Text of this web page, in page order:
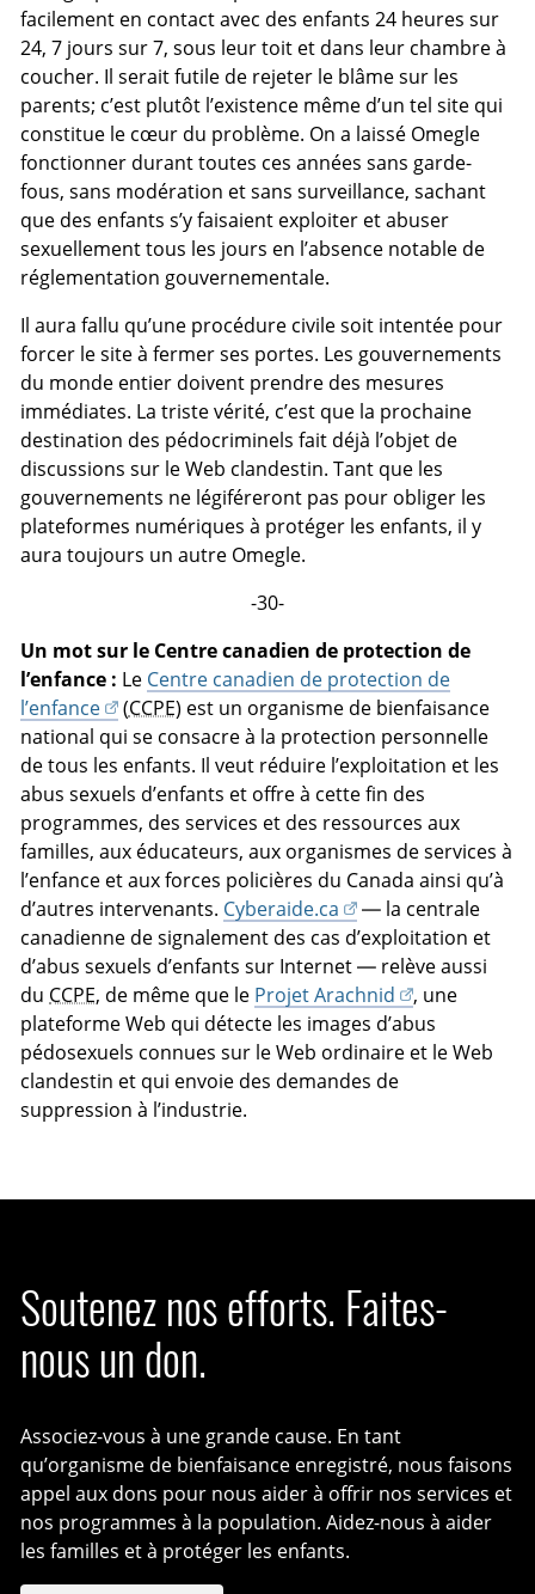
facilement en contact avec des enfants 24 heures sur
24, 7 jours sur 7, sous leur toit et dans leur chambre à
coucher. Il serait futile de rejeter le blâme sur les
parents; c’est plutôt l’existence même d’un tel site qui
constitue le cœur du problème. On a laissé Omegle
fonctionner durant toutes ces années sans garde-
fous, sans modération et sans surveillance, sachant
que des enfants s’y faisaient exploiter et abuser
sexuellement tous les jours en l’absence notable de
réglementation gouvernementale.
Il aura fallu qu’une procédure civile soit intentée pour
forcer le site à fermer ses portes. Les gouvernements
du monde entier doivent prendre des mesures
immédiates. La triste vérité, c’est que la prochaine
destination des pédocriminels fait déjà l’objet de
discussions sur le Web clandestin. Tant que les
gouvernements ne légiféreront pas pour obliger les
plateformes numériques à protéger les enfants, il y
aura toujours un autre Omegle.
-30-
Un mot sur le Centre canadien de protection de
l’enfance : Le Centre canadien de protection de
l’enfance
(CCPE) est un organisme de bienfaisance
national qui se consacre à la protection personnelle
de tous les enfants. Il veut réduire l’exploitation et les
abus sexuels d’enfants et offre à cette fin des
programmes, des services et des ressources aux
familles, aux éducateurs, aux organismes de services à
l’enfance et aux forces policières du Canada ainsi qu’à
d’autres intervenants. Cyberaide.ca
— la centrale
canadienne de signalement des cas d’exploitation et
d’abus sexuels d’enfants sur Internet — relève aussi
du CCPE, de même que le Projet Arachnid
, une
plateforme Web qui détecte les images d’abus
pédosexuels connues sur le Web ordinaire et le Web
clandestin et qui envoie des demandes de
suppression à l’industrie.
Soutenez nos efforts. Faites-
nous un don.
Associez-vous à une grande cause. En tant
qu’organisme de bienfaisance enregistré, nous faisons
appel aux dons pour nous aider à offrir nos services et
nos programmes à la population. Aidez-nous à aider
les familles et à protéger les enfants.